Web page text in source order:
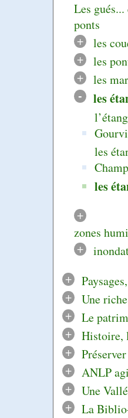
Les gués...
ponts
+
les
+
les
+
les
- les
les
les
+
zones
+
+
+
Une
+
Le
+
Histoire,
+
+
ANLP
+
Une
+
La